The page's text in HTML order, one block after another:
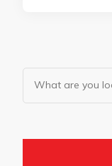
Looking
for